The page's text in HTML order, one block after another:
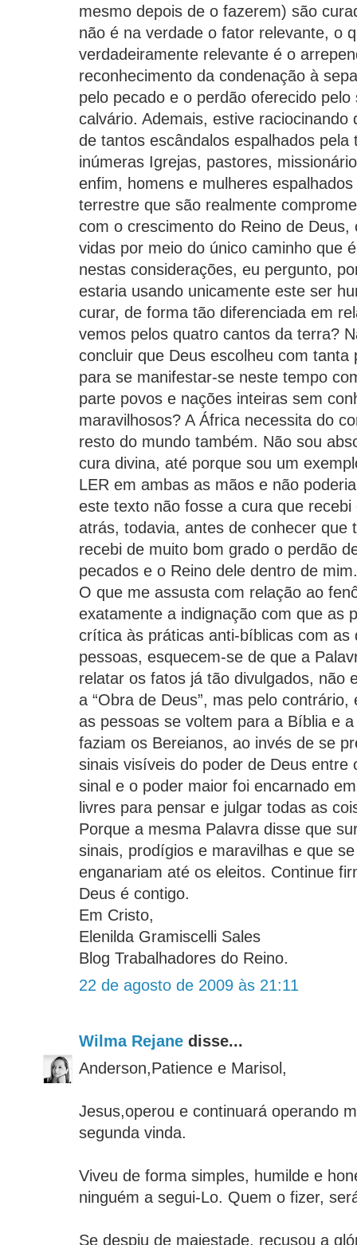
mesmo depois de o fazerem) são
não é na verdade o fator relevante, o
verdadeiramente relevante é o
reconhecimento da condenação à
pelo pecado e o perdão oferecido
calvário. Ademais, estive raciocinando
de tantos escândalos espalhados pela
inúmeras Igrejas, pastores,
enfim, homens e mulheres
terrestre que são realmente
com o crescimento do Reino de Deus,
vidas por meio do único caminho que
nestas considerações, eu pergunto,
estaria usando unicamente este ser
curar, de forma tão diferenciada em
vemos pelos quatro cantos da terra?
concluir que Deus escolheu com tanta
para se manifestar-se neste tempo
parte povos e nações inteiras sem
maravilhosos? A África necessita do
resto do mundo também. Não sou
cura divina, até porque sou um
LER em ambas as mãos e não
este texto não fosse a cura que recebi
atrás, todavia, antes de conhecer que
recebi de muito bom grado o perdão
pecados e o Reino dele dentro de mim.
O que me assusta com relação ao
exatamente a indignação com que as
crítica às práticas anti-bíblicas com as
pessoas, esquecem-se de que a
relatar os fatos já tão divulgados, não
a “Obra de Deus”, mas pelo
as pessoas se voltem para a Bíblia e
faziam os Bereianos, ao invés de se
sinais visíveis do poder de Deus entre
sinal e o poder maior foi encarnado
livres para pensar e julgar todas as
Porque a mesma Palavra disse que
sinais, prodígios e maravilhas e que
enganariam até os eleitos. Continue
Deus é contigo.
Em Cristo,
Elenilda Gramiscelli Sales
Blog Trabalhadores do Reino.
22 de agosto de 2009 às 21:11
Wilma Rejane disse...
Anderson,Patience e Marisol,
Jesus,operou e continuará operando
segunda vinda.
Viveu de forma simples, humilde e
ninguém a segui-Lo. Quem o fizer,
Se despiu de majestade, recusou a